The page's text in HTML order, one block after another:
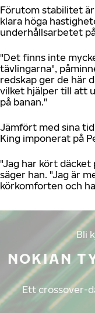
Förutom stabilitet
klara höga
underhållsarbetet
"Det finns inte
tävlingarna",
redskap ger de här
vilket hjälper till att
på banan."
Jämfört med sina
King imponerat på
"Jag har kört
säger han. "Jag är
körkomforten och
Bli
NOKIAN
Ett crossover-